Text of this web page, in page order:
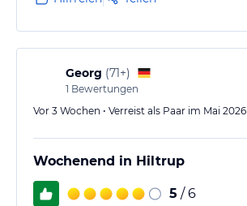
Georg (71+)
1 Bewertungen
Vor 3 Wochen • Verreist als Paar im Mai 2026
Wochenend in Hiltrup
5 / 6